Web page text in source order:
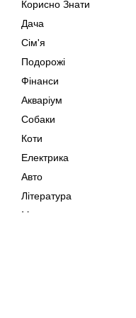
Корисно Знати
Дача
Сім'я
Подорожі
Фінанси
Акваріум
Собаки
Коти
Електрика
Авто
Література
Музика